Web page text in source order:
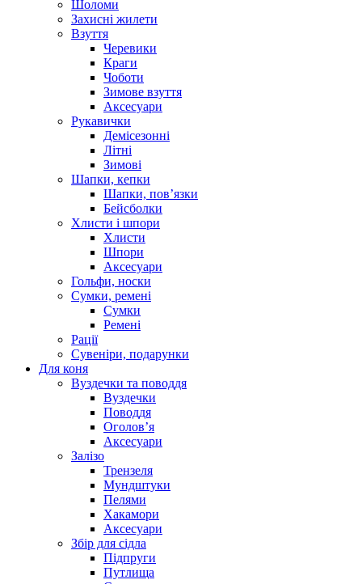
Шоломи
Захисні жилети
Взуття
Черевики
Краги
Чоботи
Зимове взуття
Аксесуари
Рукавички
Демісезонні
Літні
Зимові
Шапки, кепки
Шапки, пов’язки
Бейсболки
Хлисти і шпори
Хлисти
Шпори
Аксесуари
Гольфи, носки
Сумки, ремені
Сумки
Ремені
Рації
Сувеніри, подарунки
Для коня
Вуздечки та поводдя
Вуздечки
Поводдя
Оголов’я
Аксесуари
Залізо
Трензеля
Мундштуки
Пелями
Хакамори
Аксесуари
Збір для сідла
Підпруги
Путлища